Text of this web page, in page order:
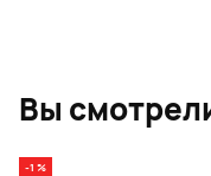
Вы
-1 %